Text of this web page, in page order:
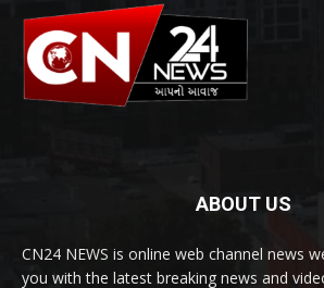
ABOUT US
CN24 NEWS is online web channel news
you with the latest breaking news and